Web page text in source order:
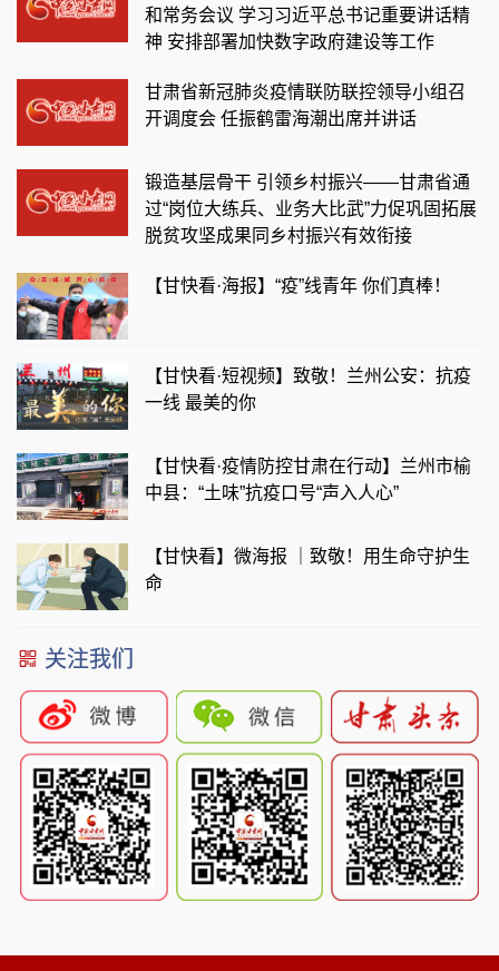
和常务会议 学习习近平总书记重要讲话精
神 安排部署加快数字政府建设等工作
甘肃省新冠肺炎疫情联防联控领导小组召
开调度会 任振鹤雷海潮出席并讲话
锻造基层骨干 引领乡村振兴——甘肃省通
过“岗位大练兵、业务大比武”力促巩固拓展
脱贫攻坚成果同乡村振兴有效衔接
【甘快看·海报】“疫”线青年 你们真棒！
【甘快看·短视频】致敬！兰州公安：抗疫
一线 最美的你
【甘快看·疫情防控甘肃在行动】兰州市榆
中县：“土味”抗疫口号“声入人心”
【甘快看】微海报 ｜致敬！用生命守护生
命
关注我们